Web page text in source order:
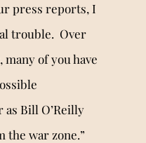
press reports, I
trouble. Over
of you have
as Bill O’Reilly
the war zone.”